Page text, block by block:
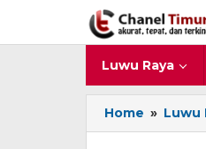
konten
Luwu Raya
Home » Luwu